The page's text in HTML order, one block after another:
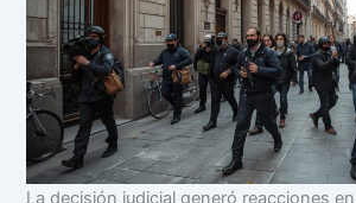
La decisión judicial generó reacciones